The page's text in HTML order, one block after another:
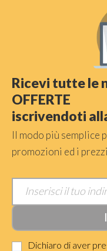
Ricevi tutte le
OFFERTE
iscrivendoti
Il modo più semplice
promozioni ed i
Dichiaro di aver